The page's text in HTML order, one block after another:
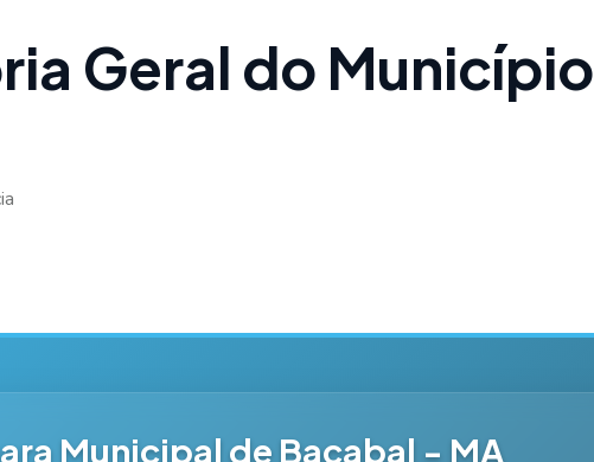
Geral do Município
Municipal de Bacabal - MA